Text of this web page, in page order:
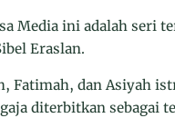
Media ini adalah seri
Eraslan.
Fatimah, dan Asiyah
diterbitkan sebagai